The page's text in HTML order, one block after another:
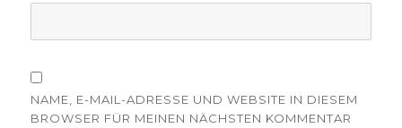
NAME, E-MAIL-ADRESSE UND WEBSITE IN DIESEM
BROWSER FÜR MEINEN NÄCHSTEN KOMMENTAR